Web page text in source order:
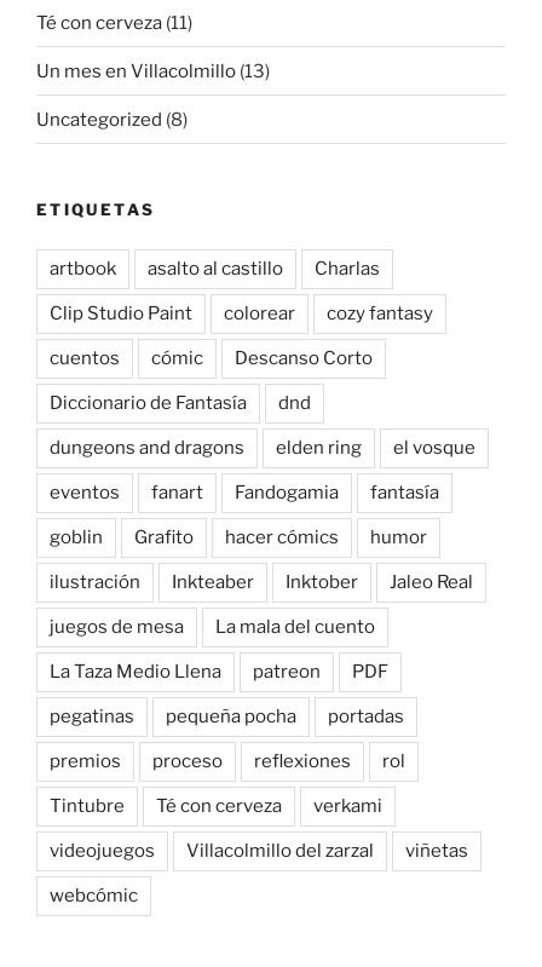
Té con cerveza (11)
Un mes en Villacolmillo (13)
Uncategorized (8)
ETIQUETAS
artbook asalto al castillo Charlas
Clip Studio Paint colorear cozy fantasy
cuentos cómic Descanso Corto
Diccionario de Fantasía dnd
dungeons and dragons elden ring el vosque
eventos fanart Fandogamia fantasía
goblin Grafito hacer cómics humor
ilustración Inkteaber Inktober Jaleo Real
juegos de mesa La mala del cuento
La Taza Medio Llena patreon PDF
pegatinas pequeña pocha portadas
premios proceso reflexiones rol
Tintubre Té con cerveza verkami
videojuegos Villacolmillo del zarzal viñetas
webcómic